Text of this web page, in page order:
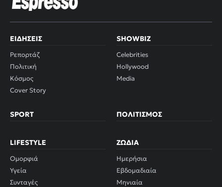
ΕΙΔΉΣΕΙΣ
Ρεπορτάζ
Πολιτική
Κόσμος
Cover Story
SHOWBIZ
Celebrities
Hollywood
Media
SPORT ΠΟΛΙΤΙΣΜΌΣ
LIFESTYLE
Ομορφιά
Υγεία
Συνταγές
ΖΏΔΙΑ
Ημερήσια
Εβδομαδιαία
Μηνιαία